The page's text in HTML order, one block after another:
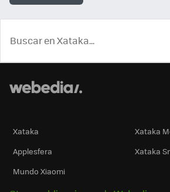
Xataka
Xataka
Applesfera
Xataka
Mundo Xiaomi